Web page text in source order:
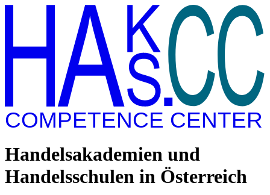
COMPETENCE CENTER
Handelsakademien und
Handelsschulen in Österreich